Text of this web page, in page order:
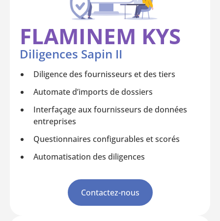
FLAMINEM KYS
Diligences Sapin II
Diligence des fournisseurs et des tiers
Automate d’imports de dossiers
Interfaçage aux fournisseurs de données
entreprises
Questionnaires configurables et scorés
Automatisation des diligences
Contactez-nous